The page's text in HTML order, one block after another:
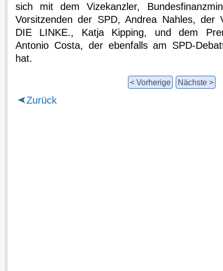
sich mit dem Vizekanzler,
Vorsitzenden der SPD, Andrea Nahles, der
DIE LINKE., Katja Kipping, und dem
Antonio Costa, der ebenfalls am SPD-
hat.
< Vorherige Nächste >
Zurück